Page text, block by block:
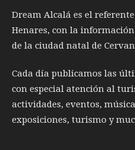
Dream Alcalá es el
Henares, con la
de la ciudad natal de
Cada día publicamos las
con especial atención al
actividades, eventos,
exposiciones, turismo y